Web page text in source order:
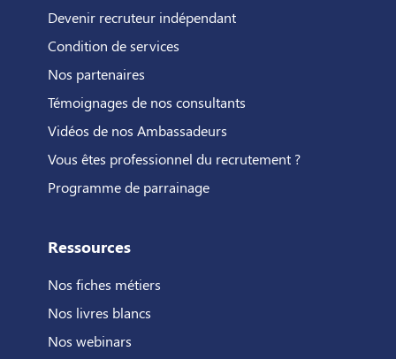
Devenir recruteur indépendant
Condition de services
Nos partenaires
Témoignages de nos consultants
Vidéos de nos Ambassadeurs
Vous êtes professionnel du recrutement ?
Programme de parrainage
Ressources
Nos fiches métiers
Nos livres blancs
Nos webinars